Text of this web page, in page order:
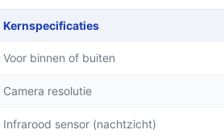
Kernspecificaties
Voor binnen of buiten
Camera resolutie
Infrarood sensor (nachtzicht)